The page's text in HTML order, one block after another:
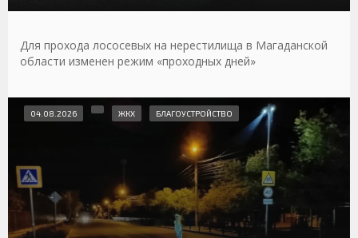
Для прохода лососевых на нерестилища в Магаданской
области изменен режим «проходных дней»
04.08.2026 ЖКХ БЛАГОУСТРОЙСТВО